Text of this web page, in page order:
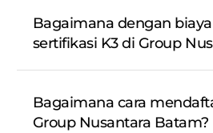
Bagaimana dengan
sertifikasi K3 di Group
Bagaimana cara
Group Nusantara Batam?